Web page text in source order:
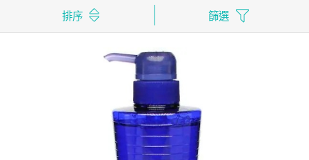
排序 篩選